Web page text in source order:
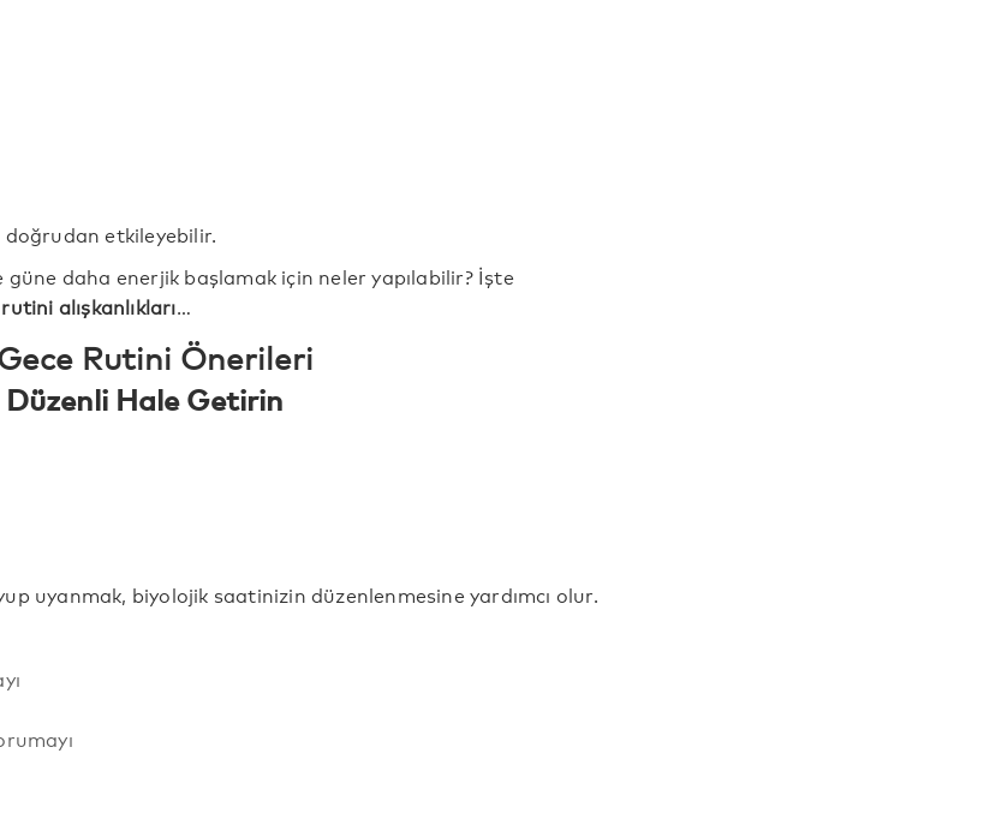
etkileyebilir.
daha enerjik başlamak için neler yapılabilir? İşte
alışkanlıkları…
Rutini Önerileri
Hale Getirin
uyanmak, biyolojik saatinizin düzenlenmesine yardımcı olur.